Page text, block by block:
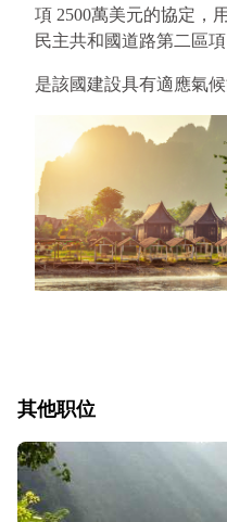
項 2500萬美元的協定，
民主共和國道路第二區
是該國建設具有適應氣
其他职位